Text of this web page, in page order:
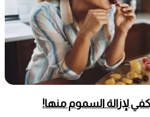
لإزالة السموم منها!